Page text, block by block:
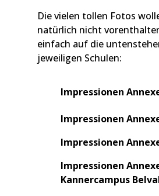
Die vielen tollen Fotos
natürlich nicht
einfach auf die
jeweiligen Schulen:
Impressionen Ann
Impressionen
Impressionen
Impressionen
Kannercampus